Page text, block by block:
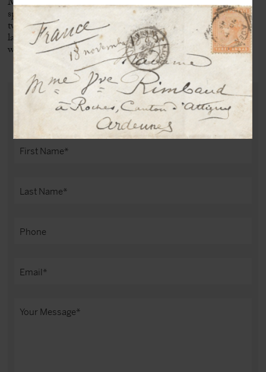
specialist of Alfred Jarry, of which he has published about
twenty books and more than three hundred articles. He
launched numerous searches for jarry’s original manuscripts
with the Parisian literary milieu throughout the 60s.
PURCHASE THIS DOCUMENT